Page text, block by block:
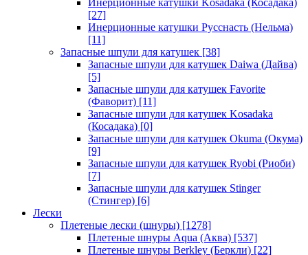
Инерционные катушки Kosadaka (Косадака)
[27]
Инерционные катушки Русснасть (Нельма)
[11]
Запасные шпули для катушек [38]
Запасные шпули для катушек Daiwa (Дайва)
[5]
Запасные шпули для катушек Favorite
(Фаворит) [11]
Запасные шпули для катушек Kosadaka
(Косадака) [0]
Запасные шпули для катушек Okuma (Окума)
[9]
Запасные шпули для катушек Ryobi (Риоби)
[7]
Запасные шпули для катушек Stinger
(Стингер) [6]
Лески
Плетеные лески (шнуры) [1278]
Плетеные шнуры Aqua (Аква) [537]
Плетеные шнуры Berkley (Беркли) [22]